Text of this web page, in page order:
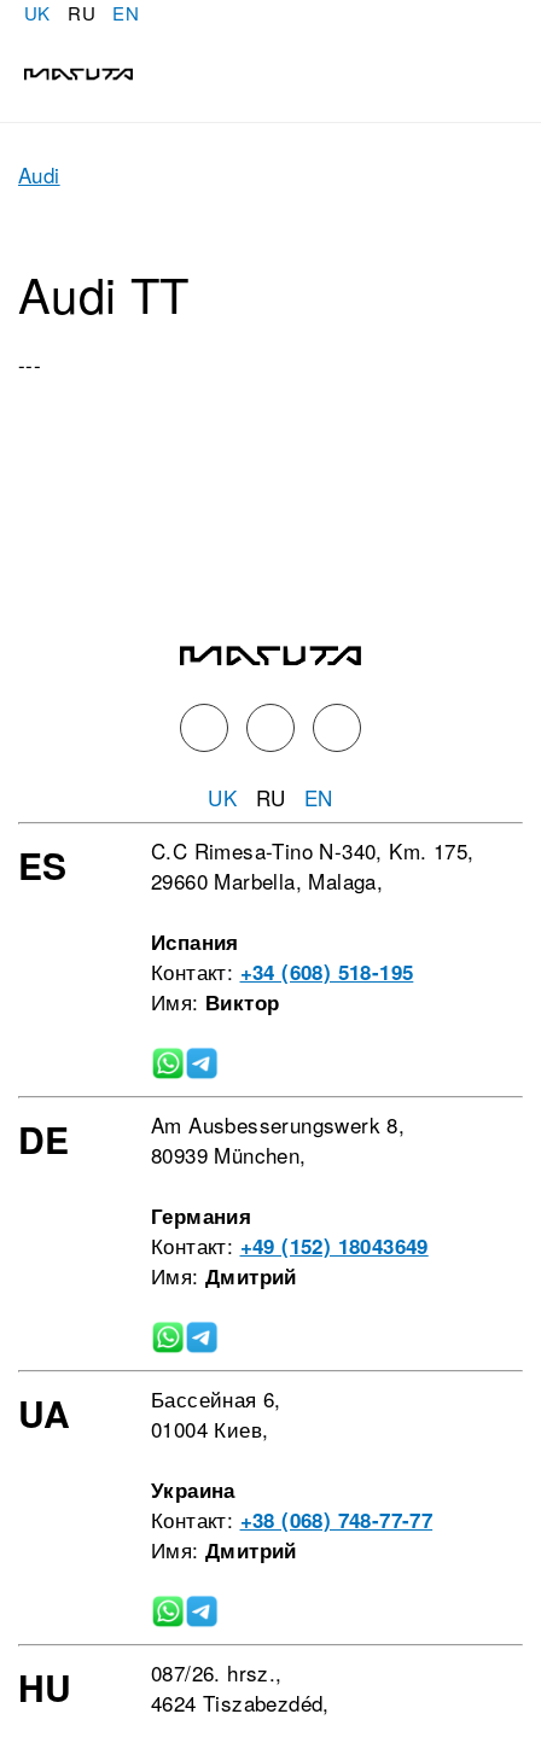
UK RU EN
Audi
Audi TT
---
UK RU EN
ES
C.C Rimesa-Tino N-340, Km. 175,
29660 Marbella, Malaga,
Испания
Контакт: +34 (608) 518-195
Имя: Виктор
DE
Am Ausbesserungswerk 8,
80939 München,
Германия
Контакт: +49 (152) 18043649
Имя: Дмитрий
UA
Бассейная 6,
01004 Киев,
Украина
Контакт: +38 (068) 748-77-77
Имя: Дмитрий
HU
087/26. hrsz.,
4624 Tiszabezdéd,